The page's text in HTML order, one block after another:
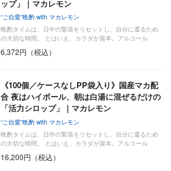
ップ」｜マカレモン
“ご自愛”晩酌 with マカレモン
晩酌タイムは、日中の緊張をリセットし、自分に還るため
の大切な時間。 とはいえ、カラダが資本。アルコール
6,372円（税込）
《100個／ケースなしPP袋入り》国産マカ配
合 夜はハイボール、朝は白湯に混ぜるだけの
「活力シロップ」｜マカレモン
“ご自愛”晩酌 with マカレモン
晩酌タイムは、日中の緊張をリセットし、自分に還るため
の大切な時間。 とはいえ、カラダが資本。アルコール
16,200円（税込）